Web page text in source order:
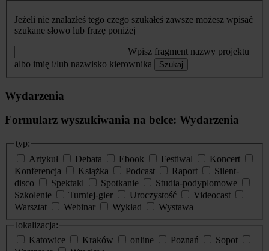
Jeżeli nie znalazłeś tego czego szukałeś zawsze możesz wpisać
szukane słowo lub frazę poniżej
Wpisz fragment nazwy projektu
albo imię i/lub nazwisko kierownika
Szukaj
Wydarzenia
Formularz wyszukiwania na belce: Wydarzenia
typ:
Artykuł
Debata Ebook Festiwal
Koncert
Konferencja
Książka Podcast Raport
Silent-
disco
Spektakl Spotkanie
Studia-podyplomowe
Szkolenie
Turniej-gier Uroczystość
Videocast
Warsztat
Webinar Wykład
Wystawa
lokalizacja:
Katowice
Kraków online Poznań
Sopot